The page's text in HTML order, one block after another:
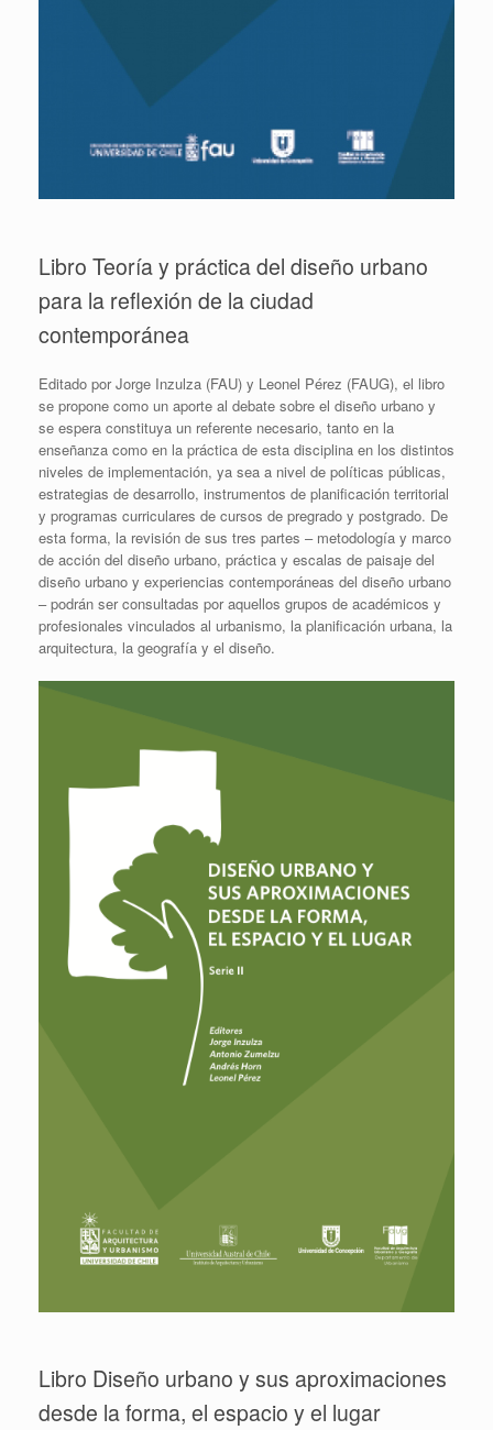
Libro Teoría y práctica del diseño urbano
para la reflexión de la ciudad
contemporánea
Editado por Jorge Inzulza (FAU) y Leonel Pérez (FAUG), el libro
se propone como un aporte al debate sobre el diseño urbano y
se espera constituya un referente necesario, tanto en la
enseñanza como en la práctica de esta disciplina en los distintos
niveles de implementación, ya sea a nivel de políticas públicas,
estrategias de desarrollo, instrumentos de planificación territorial
y programas curriculares de cursos de pregrado y postgrado. De
esta forma, la revisión de sus tres partes – metodología y marco
de acción del diseño urbano, práctica y escalas de paisaje del
diseño urbano y experiencias contemporáneas del diseño urbano
– podrán ser consultadas por aquellos grupos de académicos y
profesionales vinculados al urbanismo, la planificación urbana, la
arquitectura, la geografía y el diseño.
Libro Diseño urbano y sus aproximaciones
desde la forma, el espacio y el lugar